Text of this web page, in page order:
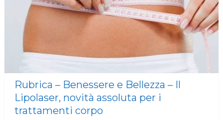
Rubrica – Benessere e Bellezza – Il
Lipolaser, novità assoluta per i
trattamenti corpo